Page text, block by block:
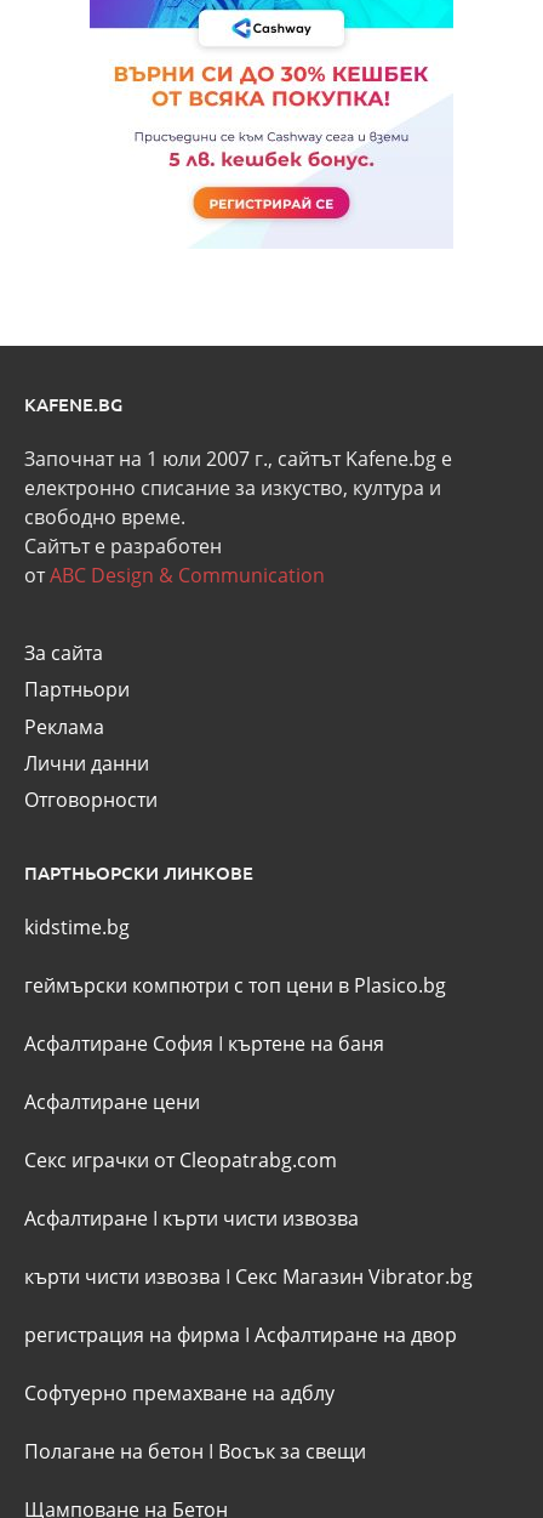
KAFENE.BG
Започнат на 1 юли 2007 г., сайтът Kafene.bg e
eлектронно списание за изкуство, култура и
свободно време.
Сайтът е разработен
отABC Design & Communication
За сайта
Партньори
Реклама
Лични данни
Отговорности
ПАРТНЬОРСКИ ЛИНКОВЕ
kidstime.bg
геймърски компютри с топ цени в Plasico.bg
Асфалтиране София I къртене на баня
Асфалтиране цени
Секс играчки от Cleopatrabg.com
Асфалтиране I кърти чисти извозва
кърти чисти извозва I Секс Магазин Vibrator.bg
регистрация на фирма I Асфалтиране на двор
Софтуерно премахване на адблу
Полагане на бетон I Восък за свещи
Щамповане на Бетон